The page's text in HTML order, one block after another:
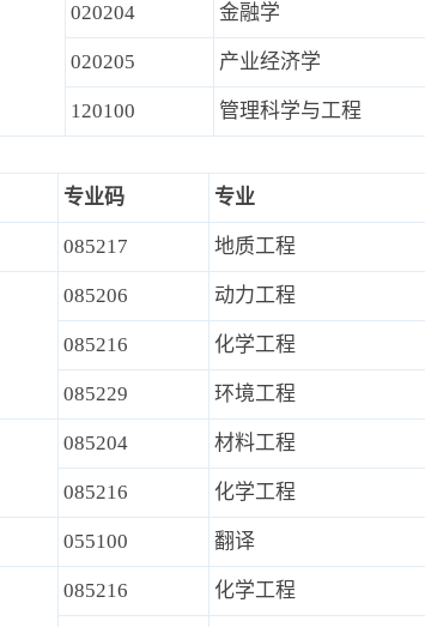
020204 金融学
020205 产业经济学
120100
管理科学与工程
专业码 专业
085217 地质工程
085206 动力工程
085216 化学工程
085229 环境工程
085204 材料工程
085216 化学工程
055100 翻译
085216 化学工程